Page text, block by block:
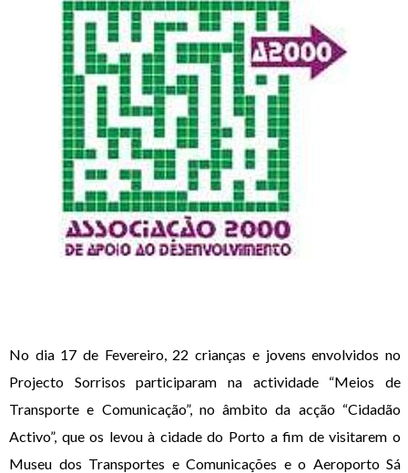
No dia 17 de Fevereiro, 22 crianças e jovens envolvidos no
Projecto Sorrisos participaram na actividade “Meios de
Transporte e Comunicação”, no âmbito da acção “Cidadão
Activo”, que os levou à cidade do Porto a fim de visitarem o
Museu dos Transportes e Comunicações e o Aeroporto Sá